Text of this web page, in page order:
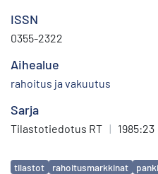
ISSN
0355-2322
Aihealue
rahoitus ja vakuutus
Sarja
Tilastotiedotus RT | 1985:23
Avainsanat
tilastot rahoitusmarkkinat